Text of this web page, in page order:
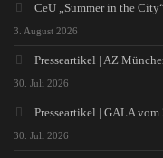
CeU „Summer in the
3. August 2026
Presseartikel | AZ
30. Juli 2026
Presseartikel | GALA vom
30. Juli 2026